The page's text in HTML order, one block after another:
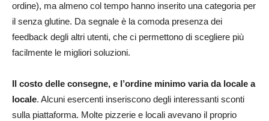
ordine), ma almeno col tempo hanno inserito una categoria per
il senza glutine. Da segnale è la comoda presenza dei
feedback degli altri utenti, che ci permettono di scegliere più
facilmente le migliori soluzioni.
Il costo delle consegne, e l’ordine minimo varia da locale a
locale. Alcuni esercenti inseriscono degli interessanti sconti
sulla piattaforma. Molte pizzerie e locali avevano il proprio